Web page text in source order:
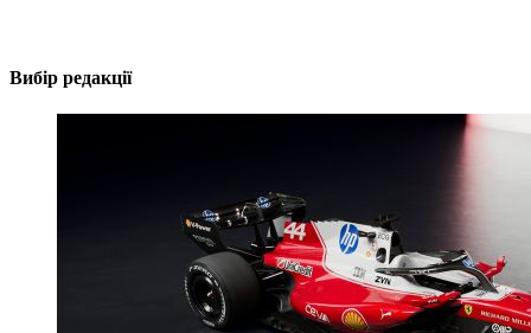
Вибір редакції